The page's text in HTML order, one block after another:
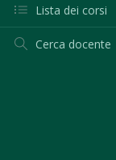
Lista dei corsi
Cerca docente